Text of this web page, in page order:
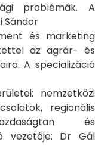
problémák. A
Sándor
és marketing
az agrár- és
A specializáció
nemzetközi
regionális
és
vezetője: Dr Gál